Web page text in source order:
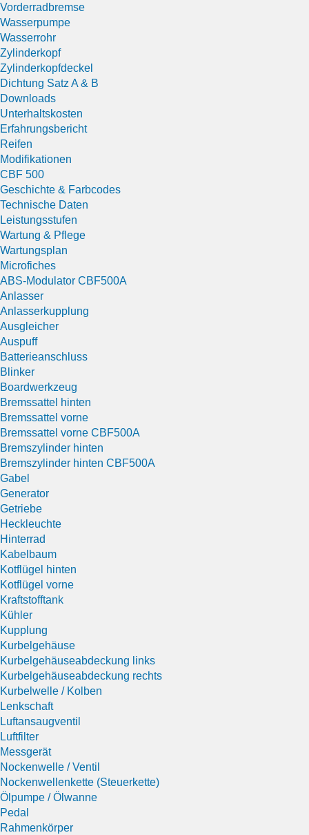
Vorderradbremse
Wasserpumpe
Wasserrohr
Zylinderkopf
Zylinderkopfdeckel
Dichtung Satz A & B
Downloads
Unterhaltskosten
Erfahrungsbericht
Reifen
Modifikationen
CBF 500
Geschichte & Farbcodes
Technische Daten
Leistungsstufen
Wartung & Pflege
Wartungsplan
Microfiches
ABS-Modulator CBF500A
Anlasser
Anlasserkupplung
Ausgleicher
Auspuff
Batterieanschluss
Blinker
Boardwerkzeug
Bremssattel hinten
Bremssattel vorne
Bremssattel vorne CBF500A
Bremszylinder hinten
Bremszylinder hinten CBF500A
Gabel
Generator
Getriebe
Heckleuchte
Hinterrad
Kabelbaum
Kotflügel hinten
Kotflügel vorne
Kraftstofftank
Kühler
Kupplung
Kurbelgehäuse
Kurbelgehäuseabdeckung links
Kurbelgehäuseabdeckung rechts
Kurbelwelle / Kolben
Lenkschaft
Luftansaugventil
Luftfilter
Messgerät
Nockenwelle / Ventil
Nockenwellenkette (Steuerkette)
Ölpumpe / Ölwanne
Pedal
Rahmenkörper